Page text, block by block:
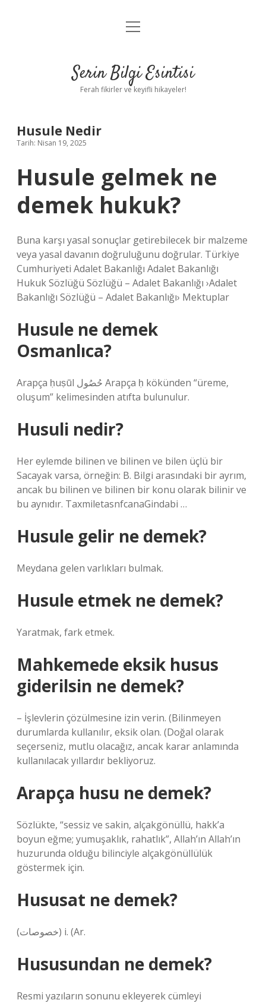
Anasayfa
Yasal Uyarı
menüyü
Serin Bilgi Esintisi
Ferah fikirler ve keyifli hikayeler!
Husule Nedir
Tarih: Nisan 19, 2025
Husule gelmek ne
demek hukuk?
Buna karşı yasal sonuçlar getirebilecek bir malzeme
veya yasal davanın doğruluğunu doğrular. Türkiye
Cumhuriyeti Adalet Bakanlığı Adalet Bakanlığı
Hukuk Sözlüğü Sözlüğü – Adalet Bakanlığı ›Adalet
Bakanlığı Sözlüğü – Adalet Bakanlığı› Mektuplar
Husule ne demek
Osmanlıca?
Arapça ḥuṣūl حُصُول Arapça ḥ kökünden “üreme,
oluşum” kelimesinden atıfta bulunulur.
Husuli nedir?
Her eylemde bilinen ve bilinen ve bilen üçlü bir
Sacayak varsa, örneğin: B. Bilgi arasındaki bir ayrım,
ancak bu bilinen ve bilinen bir konu olarak bilinir ve
bu aynıdır. TaxmiletasnfcanaGindabi …
Husule gelir ne demek?
Meydana gelen varlıkları bulmak.
Husule etmek ne demek?
Yaratmak, fark etmek.
Mahkemede eksik husus
giderilsin ne demek?
– İşlevlerin çözülmesine izin verin. (Bilinmeyen
durumlarda kullanılır, eksik olan. (Doğal olarak
seçerseniz, mutlu olacağız, ancak karar anlamında
kullanılacak yıllardır bekliyoruz.
Arapça husu ne demek?
Sözlükte, “sessiz ve sakin, alçakgönüllü, hakk’a
boyun eğme; yumuşaklık, rahatlık”, Allah’ın Allah’ın
huzurunda olduğu bilinciyle alçakgönüllülük
göstermek için.
Hususat ne demek?
(ﺧﺼﻮﺻﺎﺕ) i. (Ar.
Hususundan ne demek?
Resmi yazıların sonunu ekleyerek cümleyi